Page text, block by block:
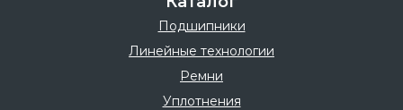
Подшипники
Линейные технологии
Ремни
Уплотнения